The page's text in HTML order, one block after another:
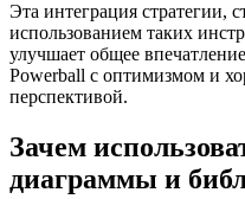
Эта интеграция стратегии,
использованием таких
улучшает общее
Powerball с оптимизмом и
перспективой.
Зачем
диаграммы и